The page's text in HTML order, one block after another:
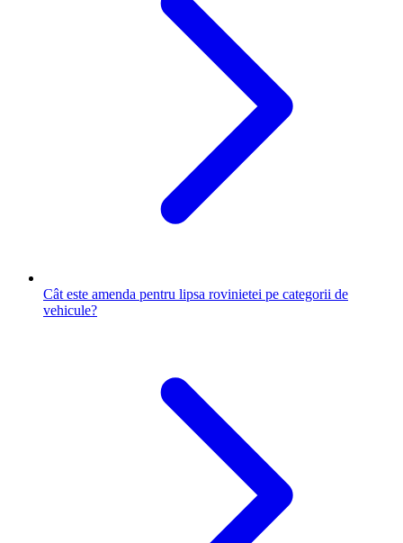
Cât este amenda pentru lipsa rovinietei pe categorii de
vehicule?